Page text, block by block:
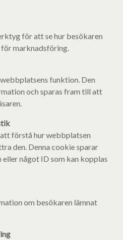
för att se hur besökaren
marknadsföring.
funktion. Den
och sparas fram till att
förstå hur webbplatsen
den. Denna cookie sparar
något ID som kan kopplas
om besökaren lämnat